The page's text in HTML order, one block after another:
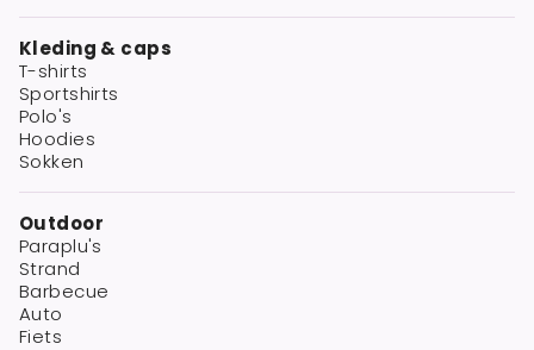
Kleding & caps
T-shirts
Sportshirts
Polo's
Hoodies
Sokken
Outdoor
Paraplu's
Strand
Barbecue
Auto
Fiets